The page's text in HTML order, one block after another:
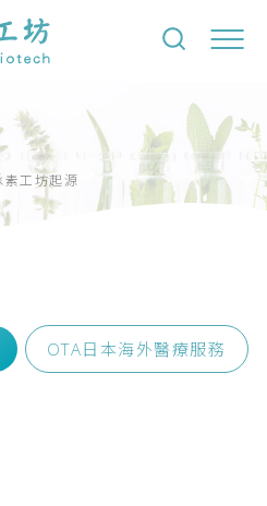
素工坊起源
OTA日本海外醫療服務